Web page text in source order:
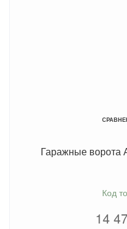
Гаражные
Код
14